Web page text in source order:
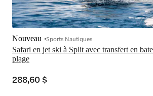
Safari en jet ski à Split avec transfert en
plage
Nouveau Sports Nautiques
288,60 $